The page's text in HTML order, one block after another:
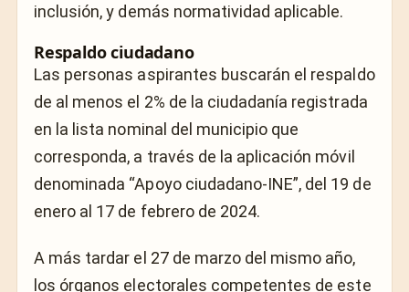
inclusión, y demás normatividad aplicable.
Respaldo ciudadano
Las personas aspirantes buscarán el respaldo
de al menos el 2% de la ciudadanía registrada
en la lista nominal del municipio que
corresponda, a través de la aplicación móvil
denominada “Apoyo ciudadano-INE”, del 19 de
enero al 17 de febrero de 2024.
A más tardar el 27 de marzo del mismo año,
los órganos electorales competentes de este